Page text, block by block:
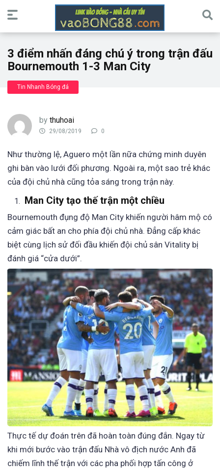
3 điểm nhấn đáng chú ý trong trận đấu
Bournemouth 1-3 Man City
Tin Nhanh Bóng đá
by thuhoai
29/08/2019 0
Như thường lệ, Aguero một lần nữa chứng minh duyên
ghi bàn vào lưới đối phương. Ngoài ra, một sao trẻ khác
của đội chủ nhà cũng tỏa sáng trong trận này.
Man City tạo thế trận một chiều
Bournemouth đụng độ Man City khiến người hâm mộ có
cảm giác bất an cho phía đội chủ nhà. Đẳng cấp khác
biệt cùng lịch sử đối đầu khiến đội chủ sân Vitality bị
đánh giá “cửa dưới”.
Thực tế dự đoán trên đã hoàn toàn đúng đắn. Ngay từ
khi mới bước vào trận đấu Nhà vô địch nước Anh đã
chiếm lĩnh thế trận với các pha phối hợp tấn công ở